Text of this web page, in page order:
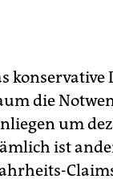
die
um
ist